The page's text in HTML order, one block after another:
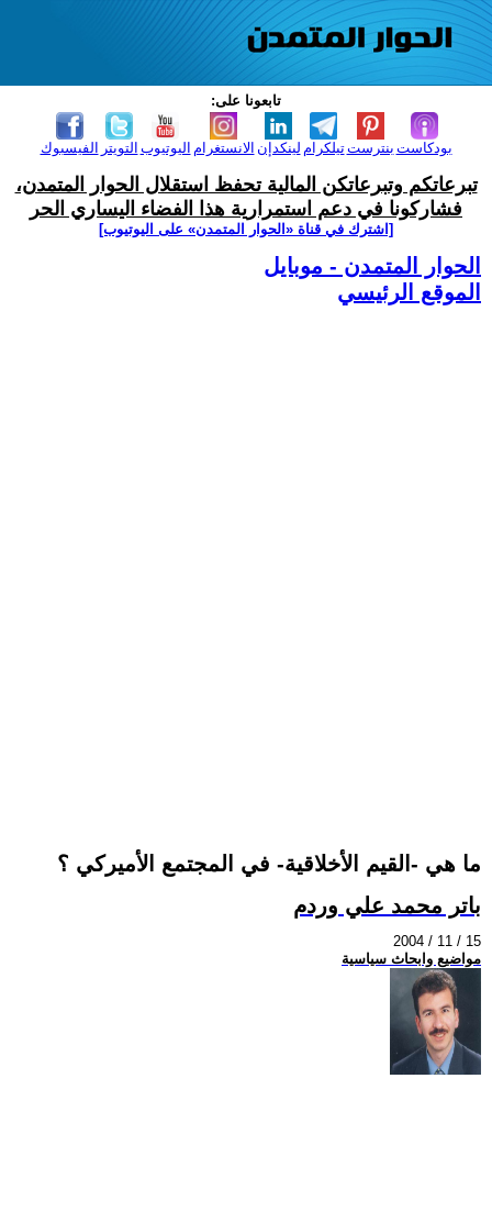
تابعونا على:
الفيسبوك التويتر اليوتيوب الانستغرام لينكدإن تيلكرامبنترست بودكاست
تبرعاتكم وتبرعاتكن المالية تحفظ استقلال الحوار المتمدن،
فشاركونا في دعم استمرارية هذا الفضاء اليساري الحر
[اشترك في قناة ‫«الحوار المتمدن» على اليوتيوب]
الحوار المتمدن - موبايل
الموقع الرئيسي
ما هي -القيم الأخلاقية- في المجتمع الأميركي ؟
باتر محمد علي وردم
2004 / 11 / 15
مواضيع وابحاث سياسية